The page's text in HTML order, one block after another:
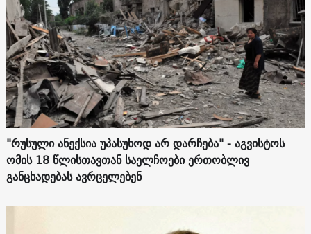
"რუსული ანექსია უპასუხოდ არ დარჩება" - აგვისტოს
ომის 18 წლისთავთან საელჩოები ერთობლივ
განცხადებას ავრცელებენ